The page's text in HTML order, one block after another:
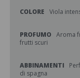
COLORE Viola
PROFUMO Aroma
frutti scuri
ABBINAMENTI
di spagna